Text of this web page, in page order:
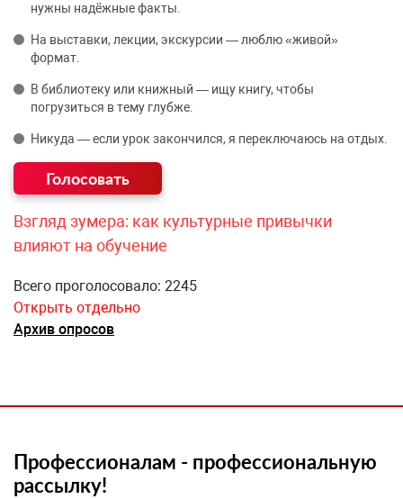
нужны надёжные факты.
На выставки, лекции, экскурсии — люблю «живой»
формат.
В библиотеку или книжный — ищу книгу, чтобы
погрузиться в тему глубже.
Никуда — если урок закончился, я переключаюсь на отдых.
Взгляд зумера: как культурные привычки
влияют на обучение
Всего проголосовало: 2245
Открыть отдельно
Архив опросов
Профессионалам - профессиональную
рассылку!